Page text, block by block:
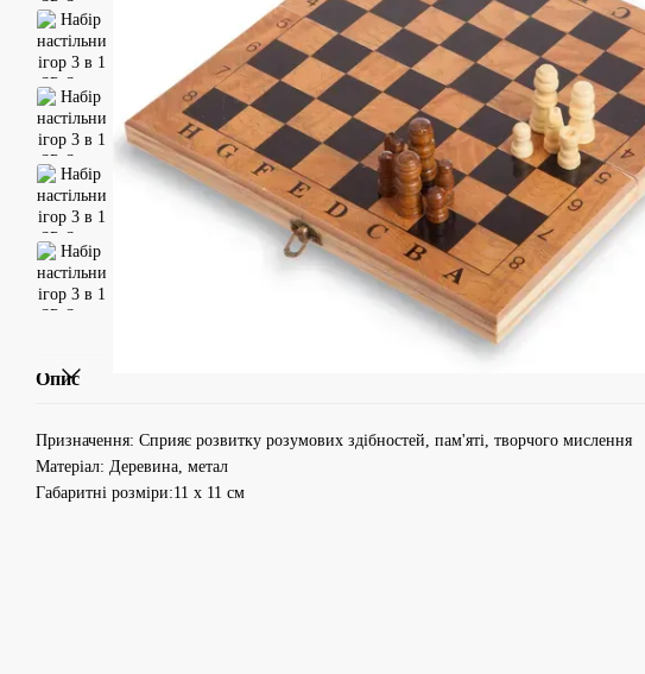
Опис
Призначення: Cприяє розвитку розумових здібностей, пам'яті, творчого мислення
Матеріал: Деревина, метал
Габаритні розміри:11 x 11 см